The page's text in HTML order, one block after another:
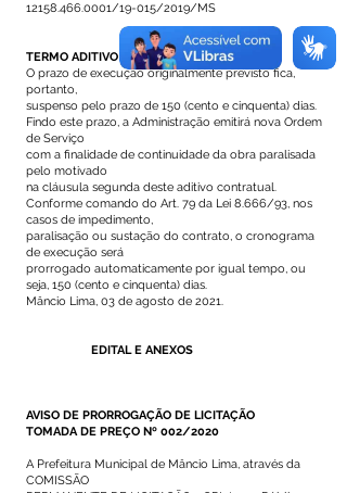
12158.466.0001/19-015/2019/MS
TERMO ADITIVO – CONTRATO N°61/2020
O prazo de execução originalmente previsto fica,
portanto,
suspenso pelo prazo de 150 (cento e cinquenta) dias.
Findo este prazo, a Administração emitirá nova Ordem
de Serviço
com a finalidade de continuidade da obra paralisada
pelo motivado
na cláusula segunda deste aditivo contratual.
Conforme comando do Art. 79 da Lei 8.666/93, nos
casos de impedimento,
paralisação ou sustação do contrato, o cronograma
de execução será
prorrogado automaticamente por igual tempo, ou
seja, 150 (cento e cinquenta) dias.
Mâncio Lima, 03 de agosto de 2021.
EDITAL E ANEXOS
AVISO DE PRORROGAÇÃO DE LICITAÇÃO
TOMADA DE PREÇO Nº 002/2020
A Prefeitura Municipal de Mâncio Lima, através da
COMISSÃO